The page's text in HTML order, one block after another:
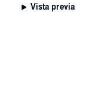
Vista previa